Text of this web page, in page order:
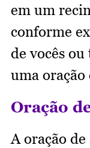
em um
conforme
de vocês
uma oração
Oração
A oração